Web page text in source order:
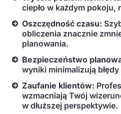
ciepło w każdym pokoju,
Oszczędność czasu:
obliczenia znacznie
planowania.
Bezpieczeństwo
wyniki minimalizują
Zaufanie klientów:
wzmacniają Twój
w dłuższej perspektywie.